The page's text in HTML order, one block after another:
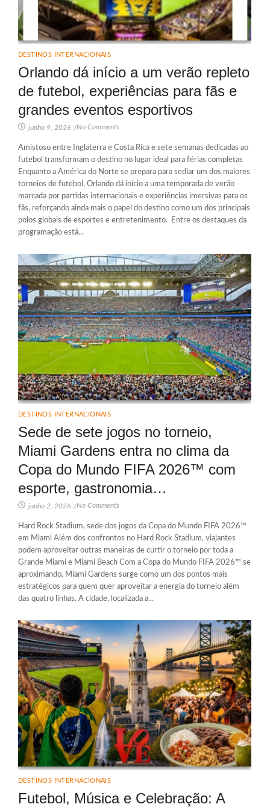
DESTINOS INTERNACIONAIS
Orlando dá início a um verão repleto
de futebol, experiências para fãs e
grandes eventos esportivos
junho 9, 2026 /No Comments
Amistoso entre Inglaterra e Costa Rica e sete semanas dedicadas ao
futebol transformam o destino no lugar ideal para férias completas
Enquanto a América do Norte se prepara para sediar um dos maiores
torneios de futebol, Orlando dá início a uma temporada de verão
marcada por partidas internacionais e experiências imersivas para os
fãs, reforçando ainda mais o papel do destino como um dos principais
polos globais de esportes e entretenimento. Entre os destaques da
programação está...
DESTINOS INTERNACIONAIS
Sede de sete jogos no torneio,
Miami Gardens entra no clima da
Copa do Mundo FIFA 2026™ com
esporte, gastronomia…
junho 2, 2026 /No Comments
Hard Rock Stadium, sede dos jogos da Copa do Mundo FIFA 2026™
em Miami Além dos confrontos no Hard Rock Stadium, viajantes
podem aproveitar outras maneiras de curtir o torneio por toda a
Grande Miami e Miami Beach Com a Copa do Mundo FIFA 2026™ se
aproximando, Miami Gardens surge como um dos pontos mais
estratégicos para quem quer aproveitar a energia do torneio além
das quatro linhas. A cidade, localizada a...
DESTINOS INTERNACIONAIS
Futebol, Música e Celebração: A